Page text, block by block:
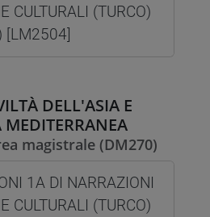
CULTURALI (TURCO)
[LM2504]
DELL'ASIA E
MEDITERRANEA
magistrale (DM270)
1A DI NARRAZIONI
CULTURALI (TURCO)